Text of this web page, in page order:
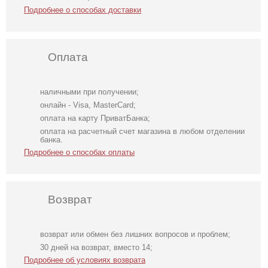
Подробнее о способах доставки
Оплата
наличными при получении;
онлайн - Visa, MasterCard;
оплата на карту ПриватБанка;
оплата на расчетный счет магазина в любом отделении
банка.
Подробнее о способах оплаты
Возврат
возврат или обмен без лишних вопросов и проблем;
30 дней на возврат, вместо 14;
Подробнее об условиях возврата
Коктейльное
короткое платье-
шорты
Коктейльное
классическое
белое платье